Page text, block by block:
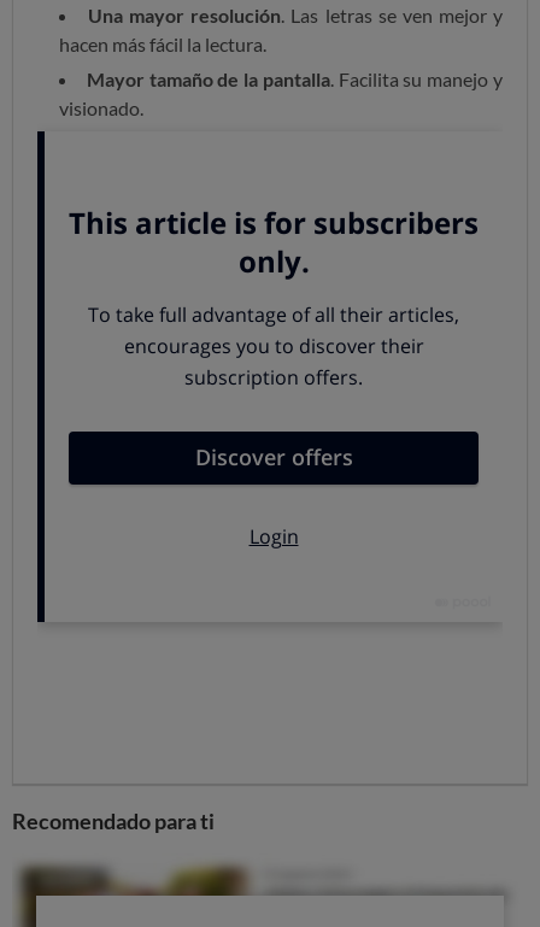
Una mayor resolución. Las letras se ven mejor y
hacen más fácil la lectura.
Mayor tamaño de la pantalla. Facilita su manejo y
visionado.
tiempo de respuesta será lento y se volverán locos
pulsando varias veces el mismo icono. Además, la calidad
de pantalla será mala y a veces, muy pequeña. Encuentra
móviles.
Adáptalo para los más mayores
valores de fábrica (Ajustes > Copia de Seguridad >
Restablecer datos de fábrica). Cuando hayas reiniciado
localización vía GPS, si fuera necesario.
Accesibilidad: hay
ayudan a las personas mayores.
Recomendado para ti